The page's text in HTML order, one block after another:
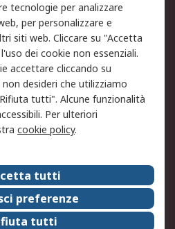
Informativa Privacy -
Aggiornata
Termini d'uso
Condizioni generali di
servizio
Contattaci
ESG
RS Group
Discovery: il Blog di RS
tecnologie per analizzare
per personalizzare e
siti web. Cliccare su "Accetta
dei cookie non essenziali.
accettare cliccando su
desideri che utilizziamo
tutti". Alcune funzionalità
Per ulteriori
cookie policy.
tutti
preferenze
tutti